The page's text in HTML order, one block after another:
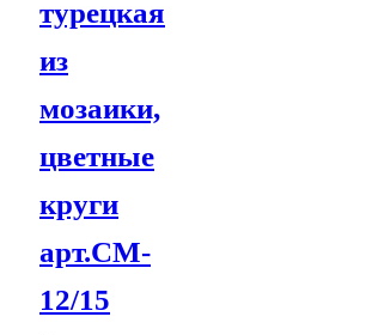
турецкая
из
мозаики,
цветные
круги
арт.CM-
12/15